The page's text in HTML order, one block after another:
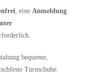
, eine Anmeldung
bequeme,
Turnschuhe.